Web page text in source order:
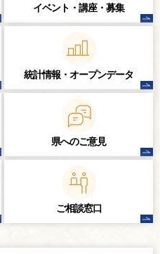
イベント・講座・ 募集
統計情報・ オープンデータ
県へのご意見
ご相談窓口